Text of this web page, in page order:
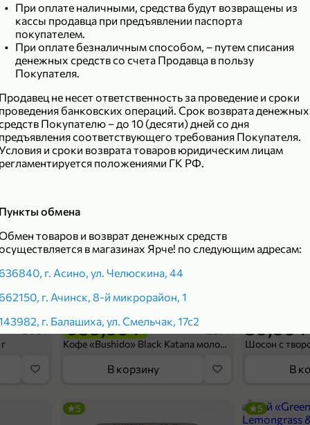
При оплате наличными, средства будут возвращены из
кассы продавца при предъявлении паспорта
покупателем.
При оплате безналичным способом, – путем списания
денежных средств со счета Продавца в пользу
Покупателя.
не несет ответственность за проведение и сроки
банковских операций. Срок возврата денежных
Покупателю – до 10 (десяти) дней со дня
соответствующего требования Покупателя.
и сроки возврата товаров юридическим лицам
положениями ГК РФ.
обмена
товаров и возврат денежных средств
в магазинах Ярче! по следующим адресам:
г. Асино, ул. Челюскина, 44
г. Ачинск, 8-й микрорайон, 1
г. Балашиха, ул. Смельчак, 17с2
г. Балашиха, ул. Советская, 13
г. Балашиха, д. Павлино, 68
г. Барнаул, пр-т Ленина, 96Б
150 г 149,98 ₽
299,99 ₽
В корзину
199,99 ₽
В
300 г 689,99 ₽
839,99 ₽
Кофе «Bushido» Black Katana молотый, 227 г
В корзину
59,99
ХИТ
В
5 5